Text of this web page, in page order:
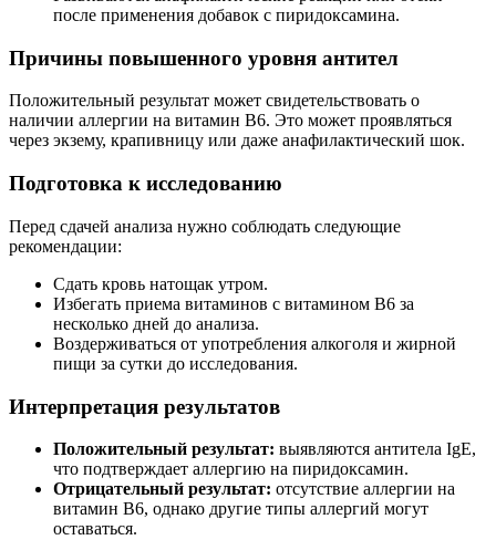
после применения добавок с пиридоксамина.
Причины повышенного уровня антител
Положительный результат может свидетельствовать о
наличии аллергии на витамин B6. Это может проявляться
через экзему, крапивницу или даже анафилактический шок.
Подготовка к исследованию
Перед сдачей анализа нужно соблюдать следующие
рекомендации:
Сдать кровь натощак утром.
Избегать приема витаминов с витамином B6 за
несколько дней до анализа.
Воздерживаться от употребления алкоголя и жирной
пищи за сутки до исследования.
Интерпретация результатов
Положительный результат: выявляются антитела IgE,
что подтверждает аллергию на пиридоксамин.
Отрицательный результат: отсутствие аллергии на
витамин B6, однако другие типы аллергий могут
оставаться.